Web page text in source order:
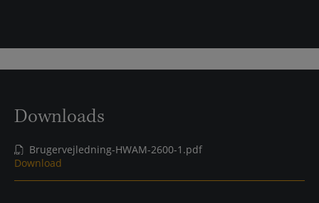
Downloads
Brugervejledning-HWAM-2600-1.pdf
Download